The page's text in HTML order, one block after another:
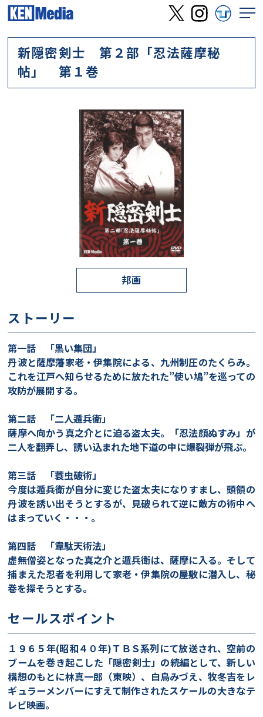
新隠密剣士 第２部「忍法薩摩秘
帖」 第１巻
邦画
ストーリー
第一話 「黒い集団」
丹波と薩摩藩家老・伊集院による、九州制圧のたくらみ。
これを江戸へ知らせるために放たれた”使い鳩”を巡っての
攻防が展開する。
第二話 「二人遁兵衛」
薩摩へ向かう真之介とに迫る盗太夫。「忍法顔ぬすみ」が
二人を翻弄し、誘い込まれた地下道の中に爆裂弾が飛ぶ。
第三話 「蓑虫破術」
今度は遁兵衛が自分に変じた盗太夫になりすまし、頭領の
丹波を誘い出そうとするが、見破られて逆に敵方の術中へ
はまっていく・・・。
第四話 「韋駄天術法」
虚無僧姿となった真之介と遁兵衛は、薩摩に入る。そして
捕まえた忍者を利用して家老・伊集院の屋敷に潜入し、秘
巻を探そうとする。
セールスポイント
１９６５年(昭和４０年)ＴＢＳ系列にて放送され、空前の
ブームを巻き起こした「隠密剣士」の続編として、新しい
構想のもとに林真一郎（東映）、白鳥みづえ、牧冬吉をレ
ギュラーメンバーにすえて制作されたスケールの大きなテ
レビ映画。